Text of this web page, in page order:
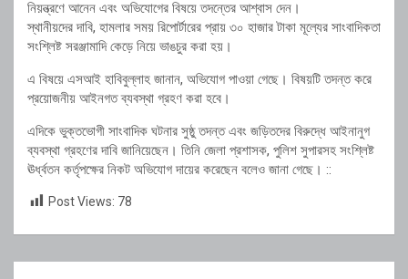
নিয়ন্ত্রণে আনেন এবং অভিযোগের বিষয়ে তদন্তের আশ্বাস দেন।
স্থানীয়দের দাবি, হামলার সময় রিপোর্টারের প্রায় ৩০ হাজার টাকা মূল্যের সাংবাদিকতা
সংশ্লিষ্ট সরঞ্জামাদি কেড়ে নিয়ে ভাঙচুর করা হয়।
এ বিষয়ে এসআই হাবিবুল্লাহ জানান, অভিযোগ পাওয়া গেছে। বিষয়টি তদন্ত করে
প্রয়োজনীয় আইনগত ব্যবস্থা গ্রহণ করা হবে।
এদিকে ভুক্তভোগী সাংবাদিক ঘটনার সুষ্ঠু তদন্ত এবং জড়িতদের বিরুদ্ধে আইনানুগ
ব্যবস্থা গ্রহণের দাবি জানিয়েছেন। তিনি জেলা প্রশাসক, পুলিশ সুপারসহ সংশ্লিষ্ট
ঊর্ধ্বতন কর্তৃপক্ষের নিকট অভিযোগ দায়ের করেছেন বলেও জানা গেছে। ::
Post Views: 78